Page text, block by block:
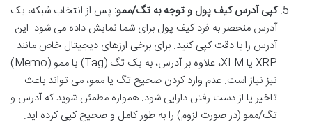
کپی آدرس کیف پول و توجه به تگ/ممو: پس از انتخاب شبکه، یک
آدرس منحصر به فرد کیف پول برای شما نمایش داده می شود. این
آدرس را با دقت کپی کنید. برای برخی ارزهای دیجیتال خاص مانند
XRP یا XLM، علاوه بر آدرس، به یک تگ (Tag) یا ممو (Memo)
نیز نیاز است. عدم وارد کردن صحیح تگ یا ممو، می تواند باعث
تاخیر یا از دست رفتن دارایی شود. همواره مطمئن شوید که آدرس و
تگ/ممو (در صورت لزوم) را به طور کامل و صحیح کپی کرده اید.